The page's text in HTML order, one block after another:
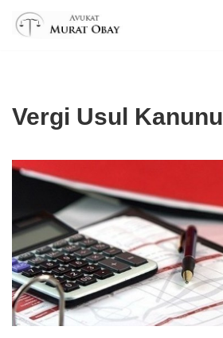
Vergi Usul Kanunu